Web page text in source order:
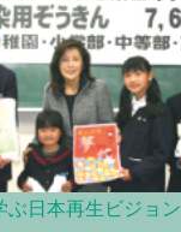
ぶ日本再生ビジョン